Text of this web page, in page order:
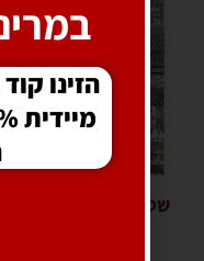
הזינו
מיידית 10%